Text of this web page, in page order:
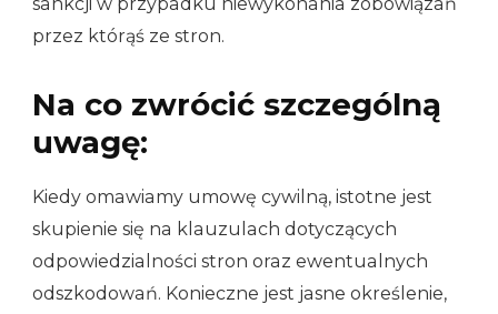
sankcji w przypadku niewykonania zobowiązań
przez którąś ze stron.
Na co zwrócić szczególną
uwagę:
Kiedy omawiamy umowę cywilną, istotne jest
skupienie się na klauzulach dotyczących
odpowiedzialności stron oraz ewentualnych
odszkodowań. Konieczne jest jasne określenie,